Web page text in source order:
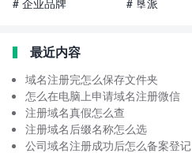
# 企业品牌
# 垦派
最近内容
域名注册完怎么保存文件夹
怎么在电脑上申请域名注册微信
注册域名真假怎么查
注册域名后缀名称怎么选
公司域名注册成功后怎么备案登记